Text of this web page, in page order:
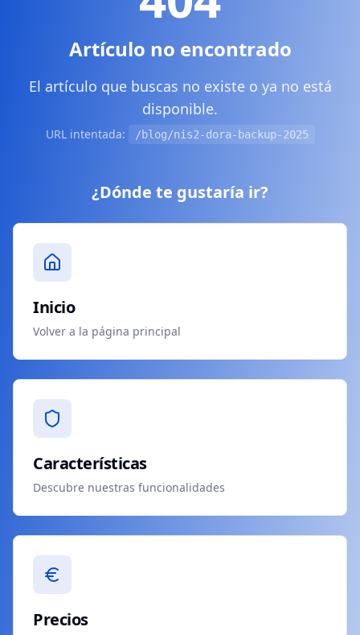
Artículo no encontrado
El artículo que buscas no existe o ya no está
disponible.
URL intentada: /blog/nis2-dora-backup-2025
¿Dónde te gustaría ir?
Inicio
Volver a la página principal
Características
Descubre nuestras funcionalidades
Precios